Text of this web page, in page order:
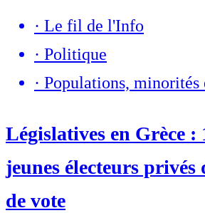
· Le fil de l'Info
· Politique
· Populations,
Législatives en Grèce :
jeunes électeurs
de vote